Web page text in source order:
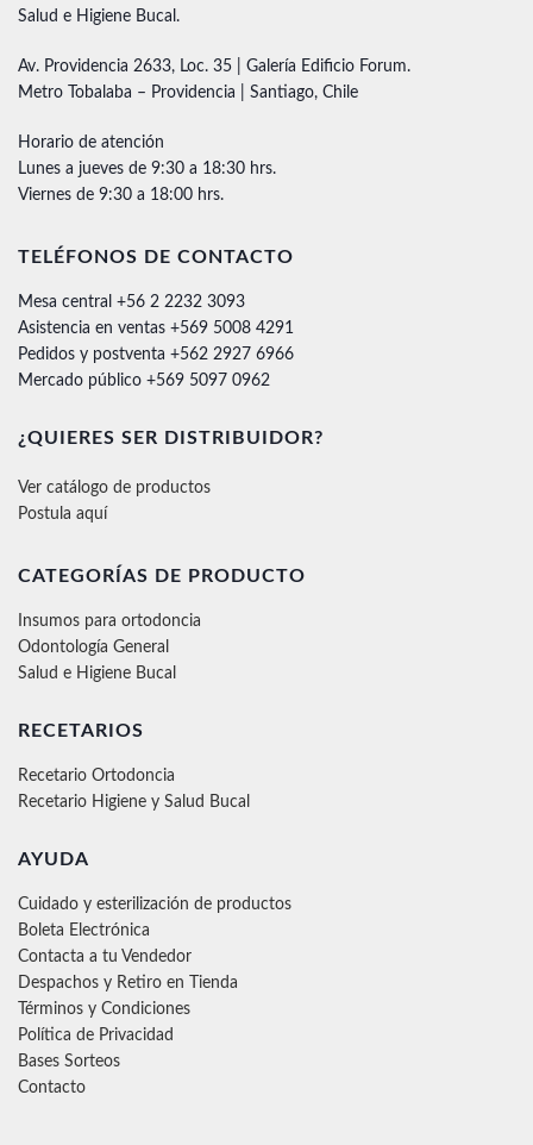
Salud e Higiene Bucal.
Av. Providencia 2633, Loc. 35 | Galería Edificio Forum.
Metro Tobalaba – Providencia | Santiago, Chile
Horario de atención
Lunes a jueves de 9:30 a 18:30 hrs.
Viernes de 9:30 a 18:00 hrs.
TELÉFONOS DE CONTACTO
Mesa central +56 2 2232 3093
Asistencia en ventas +569 5008 4291
Pedidos y postventa +562 2927 6966
Mercado público +569 5097 0962
¿QUIERES SER DISTRIBUIDOR?
Ver catálogo de productos
Postula aquí
CATEGORÍAS DE PRODUCTO
Insumos para ortodoncia
Odontología General
Salud e Higiene Bucal
RECETARIOS
Recetario Ortodoncia
Recetario Higiene y Salud Bucal
AYUDA
Cuidado y esterilización de productos
Boleta Electrónica
Contacta a tu Vendedor
Despachos y Retiro en Tienda
Términos y Condiciones
Política de Privacidad
Bases Sorteos
Contacto